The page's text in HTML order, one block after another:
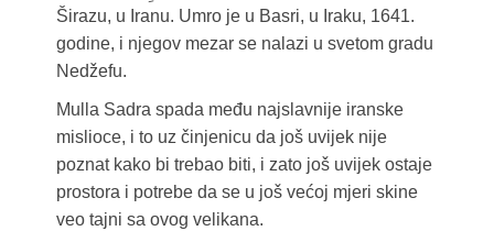
Širazu, u Iranu. Umro je u Basri, u Iraku, 1641.
godine, i njegov mezar se nalazi u svetom gradu
Nedžefu.
Mulla Sadra spada među najslavnije iranske
mislioce, i to uz činjenicu da još uvijek nije
poznat kako bi trebao biti, i zato još uvijek ostaje
prostora i potrebe da se u još većoj mjeri skine
veo tajni sa ovog velikana.